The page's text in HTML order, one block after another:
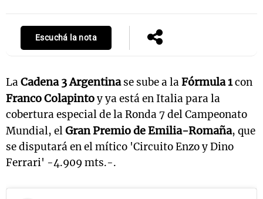
Escuchá la nota
LaCadena 3 Argentinase sube a laFórmula 1con
Franco Colapintoy ya está en Italia para la
cobertura especial de la Ronda 7 del Campeonato
Mundial, elGran Premio de Emilia-Romaña, que
se disputará en el mítico 'Circuito Enzo y Dino
Ferrari' -4.909 mts.-.